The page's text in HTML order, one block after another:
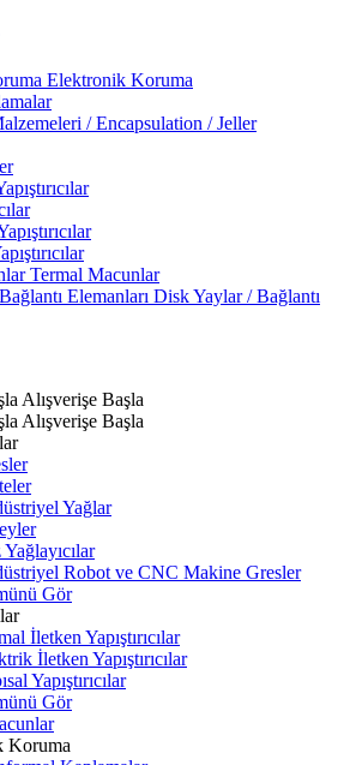
Elektronik Koruma
/ Encapsulation / Jeller
Termal Macunlar
Disk Yaylar / Bağlantı
Alışverişe Başla
Alışverişe Başla
Yağlar
Robot ve CNC Makine Gresler
Gör
İletken Yapıştırıcılar
İletken Yapıştırıcılar
Yapıştırıcılar
Gör
Koruma